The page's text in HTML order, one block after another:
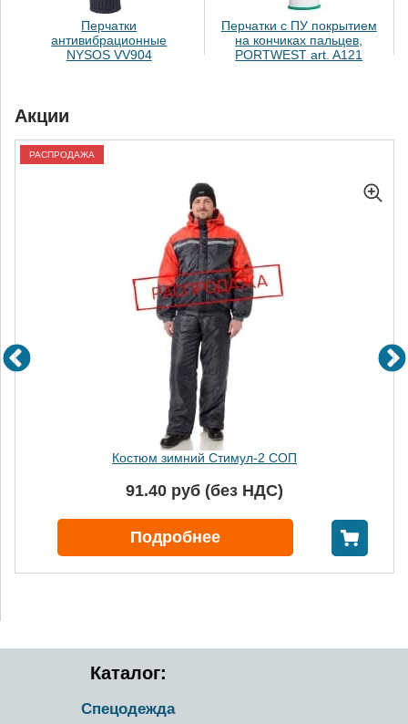
Перчатки
антивибрационные
NYSOS VV904
Перчатки с ПУ покрытием
на кончиках пальцев,
PORTWEST art. A121
Акции
РАСПРОДАЖА
Костюм зимний Стимул-2 СОП
91.40 руб (без НДС)
Подробнее
Каталог:
Спецодежда